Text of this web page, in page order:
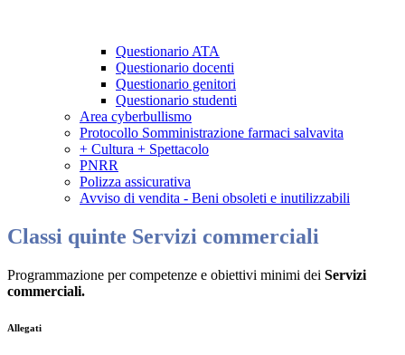
Questionario ATA
Questionario docenti
Questionario genitori
Questionario studenti
Area cyberbullismo
Protocollo Somministrazione farmaci salvavita
+ Cultura + Spettacolo
PNRR
Polizza assicurativa
Avviso di vendita - Beni obsoleti e inutilizzabili
Classi quinte Servizi commerciali
Programmazione per competenze e obiettivi minimi dei Servizi
commerciali.
Allegati